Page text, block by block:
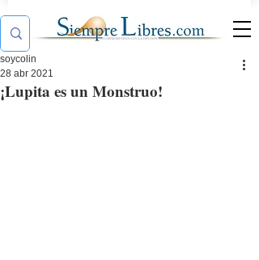
¡Lupita es un Monstruo!
soycolin
28 abr 2021